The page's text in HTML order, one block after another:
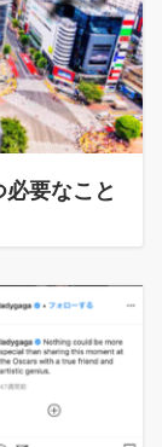
要なこと